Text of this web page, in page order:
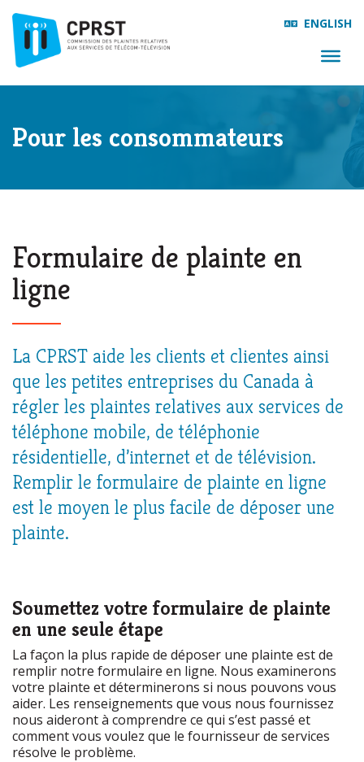
ENGLISH
Pour les consommateurs
Formulaire de plainte en
ligne
La CPRST aide les clients et clientes ainsi
que les petites entreprises du Canada à
régler les plaintes relatives aux services de
téléphone mobile, de téléphonie
résidentielle, d’internet et de télévision.
Remplir le formulaire de plainte en ligne
est le moyen le plus facile de déposer une
plainte.
Soumettez votre formulaire de plainte
en une seule étape
La façon la plus rapide de déposer une plainte est de
remplir notre formulaire en ligne. Nous examinerons
votre plainte et déterminerons si nous pouvons vous
aider. Les renseignements que vous nous fournissez
nous aideront à comprendre ce qui s’est passé et
comment vous voulez que le fournisseur de services
résolve le problème.